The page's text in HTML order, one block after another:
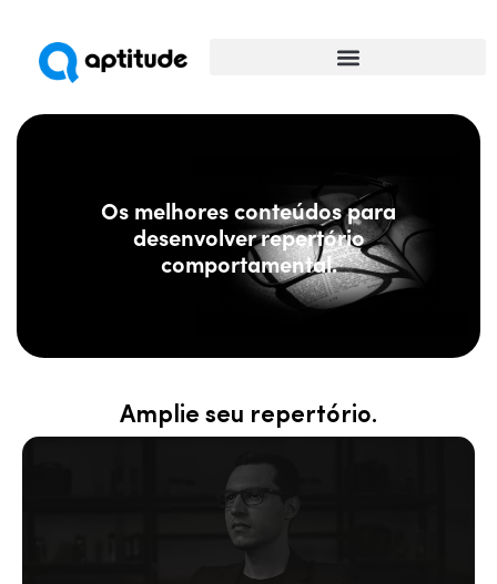
Os melhores conteúdos para
desenvolver repertório
comportamental.
Amplie seu repertório.